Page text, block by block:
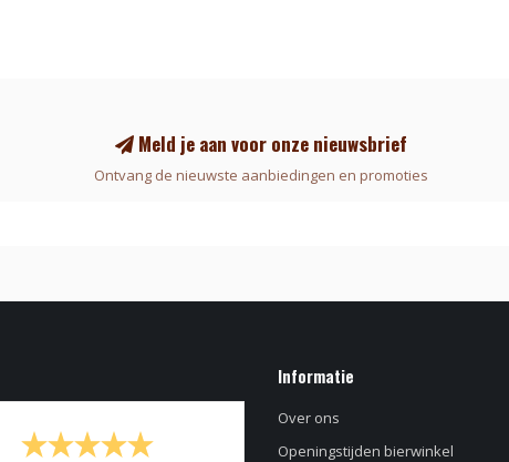
Meld je aan voor onze nieuwsbrief
Ontvang de nieuwste aanbiedingen en promoties
Informatie
Over ons
Openingstijden bierwinkel